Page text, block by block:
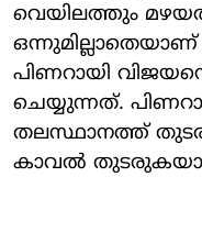
വെയിലത്തും
പിണറായി
ചെയ്യുന്നത്.
തലസ്ഥാനത്ത്
കാവല്‍